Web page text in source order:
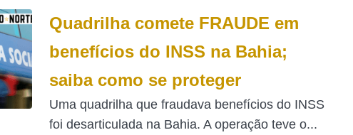
Quadrilha comete FRAUDE em
benefícios do INSS na Bahia;
saiba como se proteger
Uma quadrilha que fraudava benefícios do INSS
foi desarticulada na Bahia. A operação teve o...